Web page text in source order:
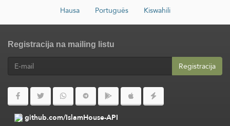
Hausa
Português Kiswahili
Registracija na mailing listu
Registracija
github.com/IslamHouse-API